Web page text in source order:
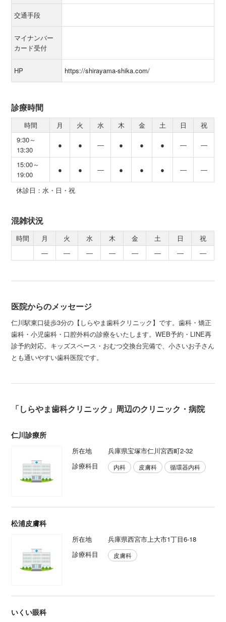
交通手段
マイナンバー
カード受付
HP https://shirayama-shika.com/
診療時間
時間 月 火 水 木 金 土 日
祝
9:30～
13:30
● ● ― ● ● ● ― ―
15:00～
19:00
● ● ― ● ● ● ― ―
休診日：水・日・祝
混雑状況
時間 月 火 水 木 金 土 日
祝
―
― ― ― ― ― ― ―
医院からのメッセージ
仁川駅東口徒歩3分の【しらやま歯科クリニック】です。歯科・矯正
歯科・小児歯科・口腔外科の診療をいたします。WEB予約・LINE再
診予約対応。キッズスペース・おむつ交換台完備で、小さいお子さん
とも通いやすい歯科医院です。
「しらやま歯科クリニック」周辺のクリニック・病院
仁川診療所
所在地
兵庫県宝塚市仁川宮西町2-32
診療科目
内科 皮膚科 循環器内科
松浦皮膚科
所在地
兵庫県西宮市上大市1丁目6-18
診療科目
皮膚科
いくい眼科